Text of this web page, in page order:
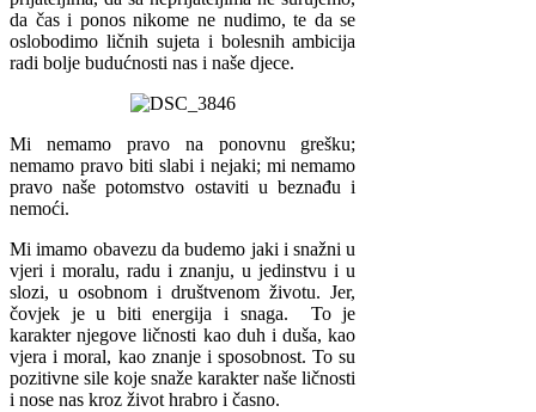
da čas i ponos nikome ne nudimo, te da se
oslobodimo ličnih sujeta i bolesnih ambicija
radi bolje budućnosti nas i naše djece.
Mi nemamo pravo na ponovnu grešku;
nemamo pravo biti slabi i nejaki; mi nemamo
pravo naše potomstvo ostaviti u beznađu i
nemoći.
Mi imamo obavezu da budemo jaki i snažni u
vjeri i moralu, radu i znanju, u jedinstvu i u
slozi, u osobnom i društvenom životu. Jer,
čovjek je u biti energija i snaga. To je
karakter njegove ličnosti kao duh i duša, kao
vjera i moral, kao znanje i sposobnost. To su
pozitivne sile koje snaže karakter naše ličnosti
i nose nas kroz život hrabro i časno.